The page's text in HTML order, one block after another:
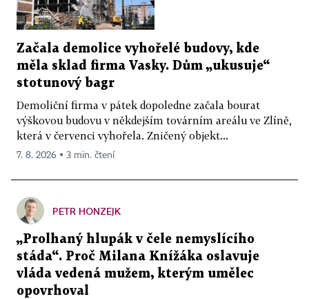
Začala demolice vyhořelé budovy, kde
měla sklad firma Vasky. Dům „ukusuje“
stotunový bagr
Demoliční firma v pátek dopoledne začala bourat
výškovou budovu v někdejším továrním areálu ve Zlíně,
která v červenci vyhořela. Zničený objekt...
7. 8. 2026 ▪ 3 min. čtení
PETR HONZEJK
„Prolhaný hlupák v čele nemyslícího
stáda“. Proč Milana Knížáka oslavuje
vláda vedená mužem, kterým umělec
opovrhoval